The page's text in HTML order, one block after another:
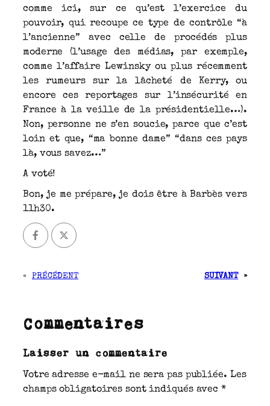
comme ici, sur ce qu’est l’exercice du
pouvoir, qui recoupe ce type de contrôle “à
l’ancienne” avec celle de procédés plus
moderne (l’usage des médias, par exemple,
comme l’affaire Lewinsky ou plus récemment
les rumeurs sur la lâcheté de Kerry, ou
encore ces reportages sur l’insécurité en
France à la veille de la présidentielle…).
Non, personne ne s’en soucie, parce que c’est
loin et que, “ma bonne dame” “dans ces pays
là, vous savez…”
A voté!
Bon, je me prépare, je dois être à Barbès vers
11h30.
« PRÉCÉDENT SUIVANT »
Commentaires
Laisser un commentaire
Votre adresse e-mail ne sera pas publiée. Les
champs obligatoires sont indiqués avec*